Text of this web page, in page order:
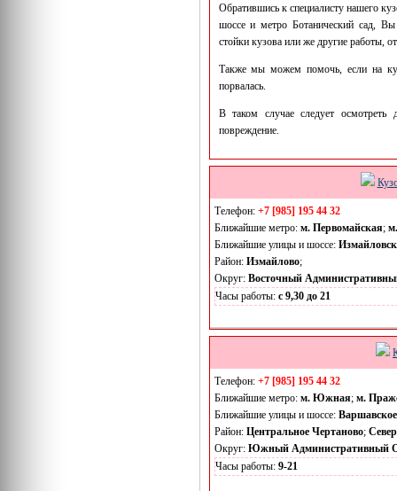
Обратившись к специалисту нашего
шоссе и метро Ботанический сад, Вы
стойки кузова или же другие работы,
Также мы можем помочь, если на
порвалась.
В таком случае следует осмотреть
повреждение.
Телефон: +7 [985] 195 44 32
Ближайшие метро: м. Первомайская;
Ближайшие улицы и шоссе:
Район: Измайлово;
Округ: Восточный
Часы работы: с 9,30 до 21
Телефон: +7 [985] 195 44 32
Ближайшие метро: м. Южная; м.
Ближайшие улицы и шоссе:
Район: Центральное Чертаново;
Округ: Южный Административный
Часы работы: 9-21